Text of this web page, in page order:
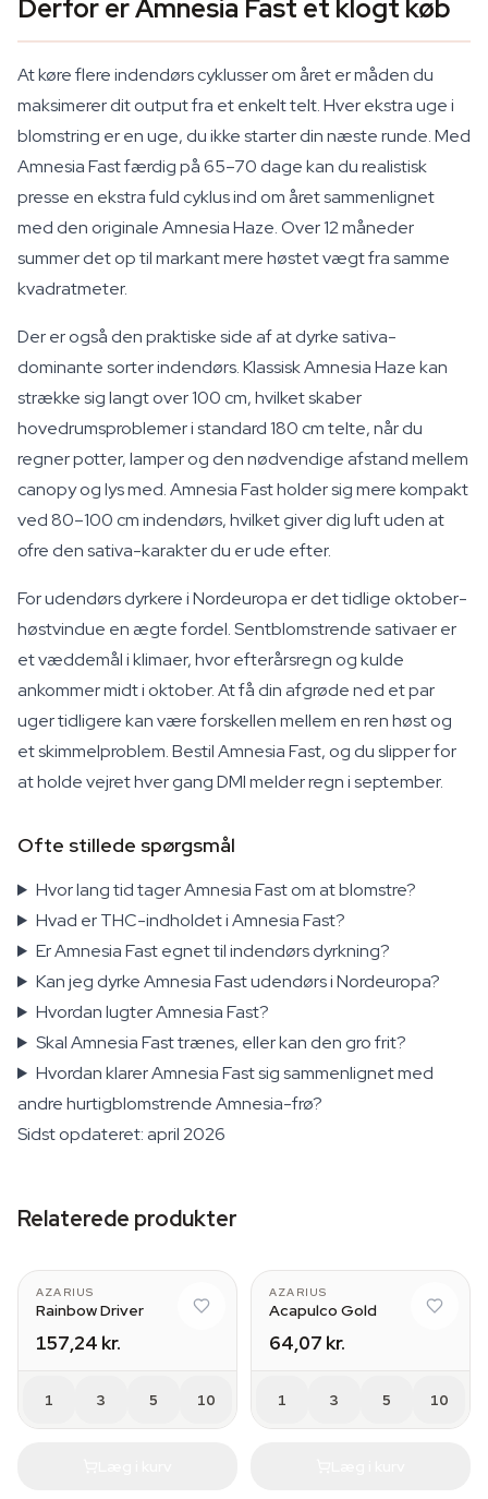
Derfor er Amnesia Fast et klogt køb
At køre flere indendørs cyklusser om året er måden du
maksimerer dit output fra et enkelt telt. Hver ekstra uge i
blomstring er en uge, du ikke starter din næste runde. Med
Amnesia Fast færdig på 65–70 dage kan du realistisk
presse en ekstra fuld cyklus ind om året sammenlignet
med den originale Amnesia Haze. Over 12 måneder
summer det op til markant mere høstet vægt fra samme
kvadratmeter.
Der er også den praktiske side af at dyrke sativa-
dominante sorter indendørs. Klassisk Amnesia Haze kan
strække sig langt over 100 cm, hvilket skaber
hovedrumsproblemer i standard 180 cm telte, når du
regner potter, lamper og den nødvendige afstand mellem
canopy og lys med. Amnesia Fast holder sig mere kompakt
ved 80–100 cm indendørs, hvilket giver dig luft uden at
ofre den sativa-karakter du er ude efter.
For udendørs dyrkere i Nordeuropa er det tidlige oktober-
høstvindue en ægte fordel. Sentblomstrende sativaer er
et væddemål i klimaer, hvor efterårsregn og kulde
ankommer midt i oktober. At få din afgrøde ned et par
uger tidligere kan være forskellen mellem en ren høst og
et skimmelproblem. Bestil Amnesia Fast, og du slipper for
at holde vejret hver gang DMI melder regn i september.
Ofte stillede spørgsmål
Hvor lang tid tager Amnesia Fast om at blomstre?
Hvad er THC-indholdet i Amnesia Fast?
Er Amnesia Fast egnet til indendørs dyrkning?
Kan jeg dyrke Amnesia Fast udendørs i Nordeuropa?
Hvordan lugter Amnesia Fast?
Skal Amnesia Fast trænes, eller kan den gro frit?
Hvordan klarer Amnesia Fast sig sammenlignet med
andre hurtigblomstrende Amnesia-frø?
Sidst opdateret: april 2026
Relaterede produkter
AZARIUS
Rainbow Driver
157,24 kr.
1 3 5 10
AZARIUS
Acapulco Gold
64,07 kr.
1 3 5 10